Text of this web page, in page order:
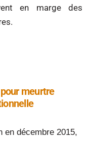
en marge des
meurtre
en décembre 2015,